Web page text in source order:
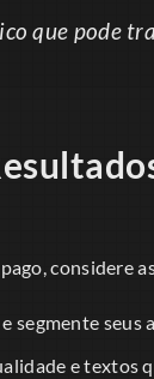
que pode
considere
segmente seus
e textos